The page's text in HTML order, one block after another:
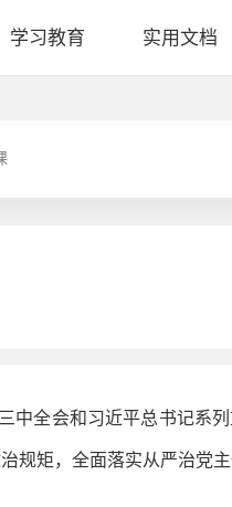
学习教育 实用文档
中全会和习近平总书记系
规矩，全面落实从严治党